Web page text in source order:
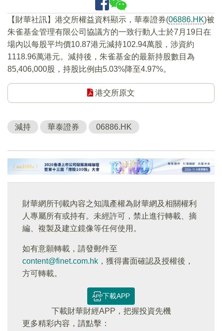
【財華社訊】港交所權益資料顯示，華泰證券(06886.HK)被
朱雀基金管理有限公司協議方的一致行動人士於7月19日在
場內以每股平均價10.87港元減持102.94萬股，涉資約
1118.96萬港元。減持後，朱雀基金的最新持股數目為
85,406,000股，持股比例由5.03%降至4.97%。
港交所原文
減持 華泰證券 06886.HK
財華網所刊載內容之知識產權為財華網及相關權利
人專屬所有或持有。未經許可，禁止進行轉載、摘
編、複製及建立鏡像等任何使用。
如有意願轉載，請發郵件至
content@finet.com.hk ，獲得書面確認及授權後，
方可轉載。
下載APP
下載財華財經APP，把握投資先機
更多精彩内容，請點擊：